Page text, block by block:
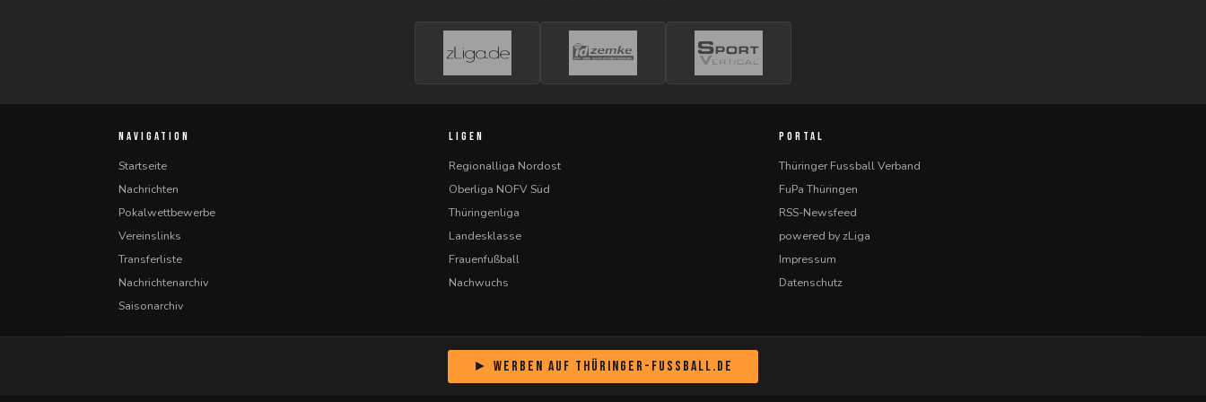
NAVIGATION
Startseite
Nachrichten
Pokalwettbewerbe
Vereinslinks
Transferliste
Nachrichtenarchiv
Saisonarchiv
LIGEN
Regionalliga Nordost
Oberliga NOFV Süd
Thüringenliga
Landesklasse
Frauenfußball
Nachwuchs
PORTAL
Thüringer Fussball Verband
FuPa Thüringen
RSS-Newsfeed
powered by zLiga
Impressum
Datenschutz
► Werben auf Thüringer-Fussball.de